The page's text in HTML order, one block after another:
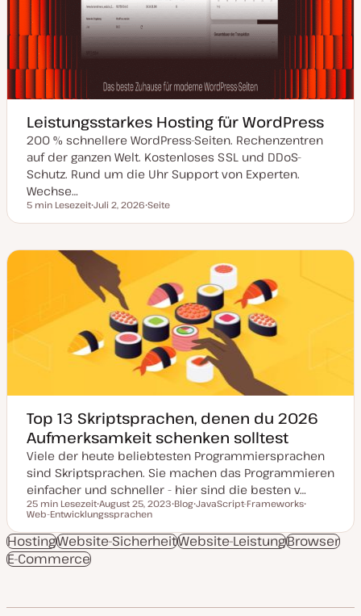
Leistungsstarkes Hosting für WordPress
200 % schnellere WordPress-Seiten. Rechenzentren
auf der ganzen Welt. Kostenloses SSL und DDoS-
Schutz. Rund um die Uhr Support von Experten.
Wechse…
Lesezeit
5 min Lesezeit
a
u
m
k
t
u
i
s
i
e
Juli 2, 2026
o
t
Seite
Top 13 Skriptsprachen, denen du 2026
Aufmerksamkeit schenken solltest
Viele der heute beliebtesten Programmiersprachen
sind Skriptsprachen. Sie machen das Programmieren
einfacher und schneller - hier sind die besten v…
Lesezeit
25 min Lesezeit
D
t
u
a
August 25, 2023
s
t
Blog
e
m
JavaScript-Frameworks
e
m
Web-Entwicklungssprachen
HostingWebsite-SicherheitWebsite-LeistungBrowser
E-Commerce